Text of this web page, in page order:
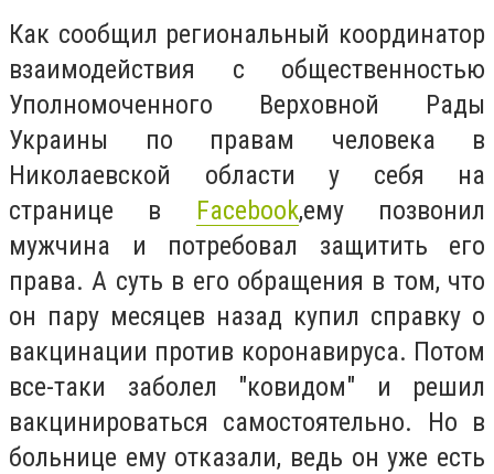
Как сообщил региональный координатор
взаимодействия с общественностью
Уполномоченного Верховной Рады
Украины по правам человека в
Николаевской области у себя на
странице в Facebook,ему позвонил
мужчина и потребовал защитить его
права. А суть в его обращения в том, что
он пару месяцев назад купил справку о
вакцинации против коронавируса. Потом
все-таки заболел "ковидом" и решил
вакцинироваться самостоятельно. Но в
больнице ему отказали, ведь он уже есть